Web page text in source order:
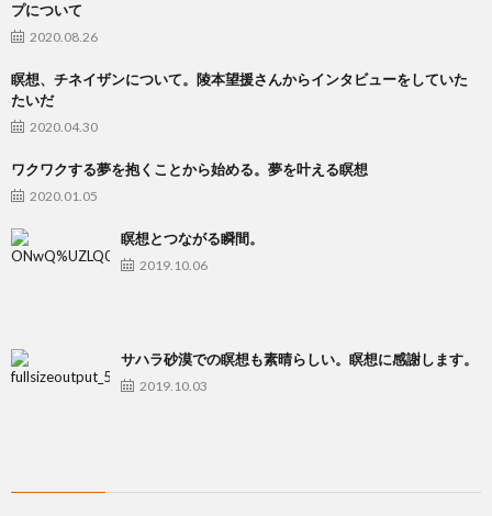
プについて
2020.08.26
瞑想、チネイザンについて。陵本望援さんからインタビューをしていた
たいだ
2020.04.30
ワクワクする夢を抱くことから始める。夢を叶える瞑想
2020.01.05
瞑想とつながる瞬間。
2019.10.06
サハラ砂漠での瞑想も素晴らしい。瞑想に感謝します。
2019.10.03